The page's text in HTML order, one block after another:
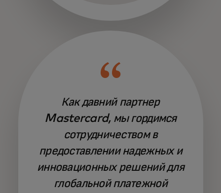
Как давний партнер
Mastercard, мы гордимся
сотрудничеством в
предоставлении надежных и
инновационных решений для
глобальной платежной